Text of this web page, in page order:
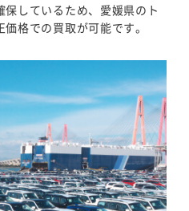
しているため、愛媛県のト
格での買取が可能です。